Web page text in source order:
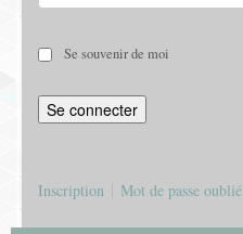
Se souvenir de moi
Inscription Mot de passe oublié